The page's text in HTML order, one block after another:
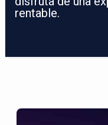
rentable.